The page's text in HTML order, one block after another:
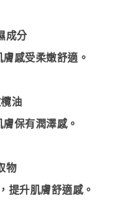
成分
感受柔嫩舒適。
油
保有潤澤感。
物
提升肌膚舒適感。